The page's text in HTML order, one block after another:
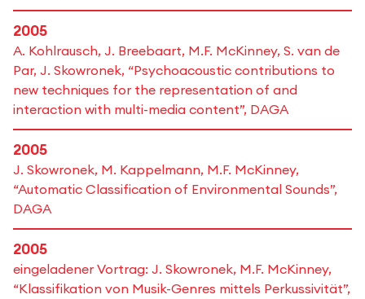
2005
A. Kohlrausch, J. Breebaart, M.F. McKinney, S. van de
Par, J. Skowronek, “Psychoacoustic contributions to
new techniques for the representation of and
interaction with multi-media content”, DAGA
2005
J. Skowronek, M. Kappelmann, M.F. McKinney,
“Automatic Classification of Environmental Sounds”,
DAGA
2005
eingeladener Vortrag: J. Skowronek, M.F. McKinney,
“Klassifikation von Musik-Genres mittels Perkussivität”,